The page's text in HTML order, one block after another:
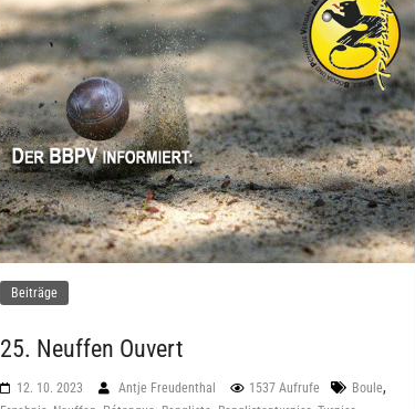
Beiträge
25. Neuffen Ouvert
12. 10. 2023 Antje Freudenthal 1537 Aufrufe Boule,